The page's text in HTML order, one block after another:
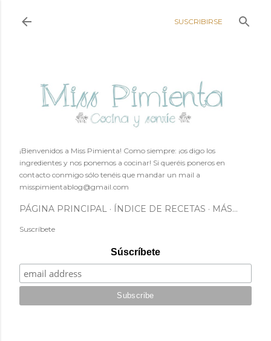
SUSCRIBIRSE
¡Bienvenidos a Miss Pimienta! Como siempre: ¡os digo los
ingredientes y nos ponemos a cocinar! Si queréis poneros en
contacto conmigo sólo tenéis que mandar un mail a
misspimientablog@gmail.com
PÁGINA PRINCIPAL ÍNDICE DE RECETAS MÁS…
Suscríbete
Súscríbete